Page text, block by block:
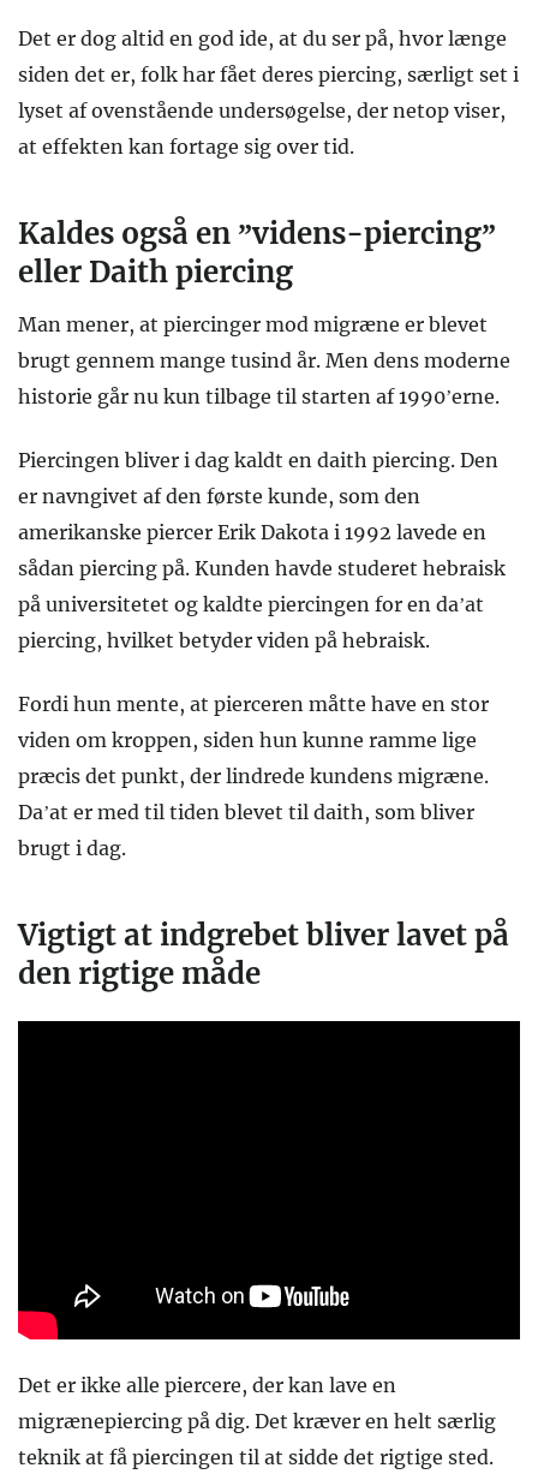
Det er dog altid en god ide, at du ser på, hvor længe
siden det er, folk har fået deres piercing, særligt set i
lyset af ovenstående undersøgelse, der netop viser,
at effekten kan fortage sig over tid.
Kaldes også en ”videns-piercing”
eller Daith piercing
Man mener, at piercinger mod migræne er blevet
brugt gennem mange tusind år. Men dens moderne
historie går nu kun tilbage til starten af 1990’erne.
Piercingen bliver i dag kaldt en daith piercing. Den
er navngivet af den første kunde, som den
amerikanske piercer Erik Dakota i 1992 lavede en
sådan piercing på. Kunden havde studeret hebraisk
på universitetet og kaldte piercingen for en da’at
piercing, hvilket betyder viden på hebraisk.
Fordi hun mente, at pierceren måtte have en stor
viden om kroppen, siden hun kunne ramme lige
præcis det punkt, der lindrede kundens migræne.
Da’at er med til tiden blevet til daith, som bliver
brugt i dag.
Vigtigt at indgrebet bliver lavet på
den rigtige måde
Det er ikke alle piercere, der kan lave en
migrænepiercing på dig. Det kræver en helt særlig
teknik at få piercingen til at sidde det rigtige sted.